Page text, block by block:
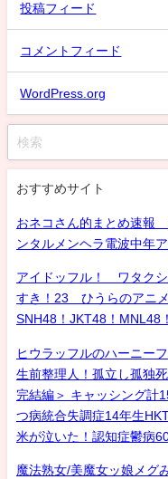
投稿フィード
コメントフィード
WordPress.org
おすすめサイト
おネコさん的まとめ速報
ンタルメンヘラ電波中年
アイドッフル！ ワタク
すき！23 ひうらのアニ
SNH48！JKT48！MNL48
ヒウラッフルのハーニー
生前整理人！孤立し孤独
完結編＞ キャッシング計
つ病統合失調症14年生
米が泣いた！認知症鬱病
魔法熟女/美魔女ッ娘メグ